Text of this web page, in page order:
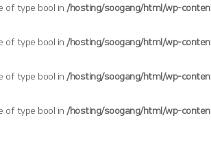
of type bool in /hosting/soogang/html/wp-
of type bool in /hosting/soogang/html/wp-
of type bool in /hosting/soogang/html/wp-
of type bool in /hosting/soogang/html/wp-